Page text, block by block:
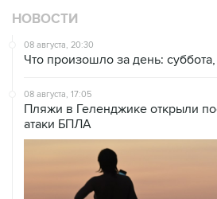
НОВОСТИ
08 августа, 20:30
Что произошло за день: суббота,
08 августа, 17:05
Пляжи в Геленджике открыли
атаки БПЛА